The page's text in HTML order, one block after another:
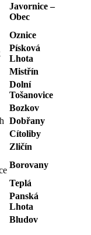
Javornice –
Obec
Oznice
Písková
Lhota
Mistřín
Dolní
Tošanovice
Bozkov
Dobřany
Cítoliby
Zličín
Borovany
Teplá
Panská
Lhota
Bludov